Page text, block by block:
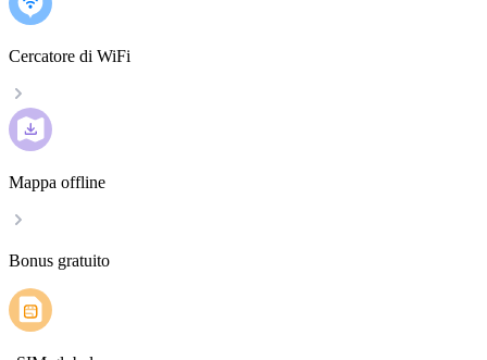
Cercatore di WiFi
Mappa offline
Bonus gratuito